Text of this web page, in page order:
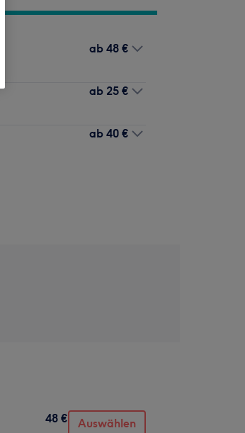
ab 48 €
ab 25 €
ab 40 €
48 € Auswählen